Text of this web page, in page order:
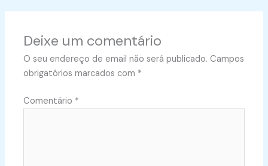
Deixe um comentário
O seu endereço de email não será publicado. Campos
obrigatórios marcados com *
Comentário *